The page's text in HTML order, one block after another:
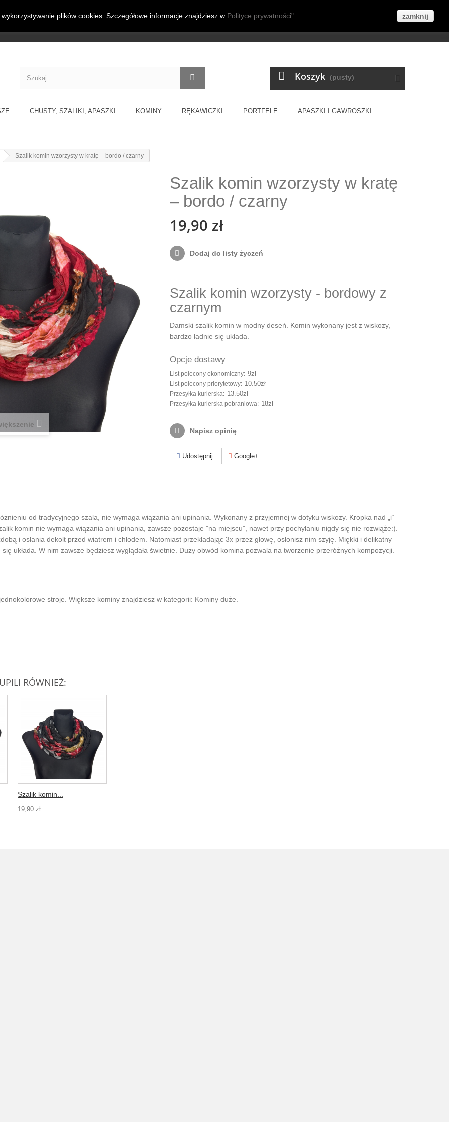
Darmowa dostawa już od 70zł!
dodatki odzieżowe w jednym
Koszyk (pusty)
CHUSTY, SZALIKI, APASZKI KOMINY RĘKAWICZKI PORTFELE APASZKI I GAWROSZKI
Szalik komin wzorzysty w kratę – bordo / czarny
Szalik komin wzorzysty w kratę
– bordo / czarny
19,90 zł
Dodaj do listy życzeń
Szalik komin wzorzysty - bordowy z
czarnym
Damski szalik komin w modny deseń. Komin wykonany jest z wiskozy,
bardzo ładnie się układa.
Opcje dostawy
List polecony ekonomiczny: 9zł
List polecony priorytetowy: 10.50zł
Przesyłka kurierska: 13.50zł
Przesyłka kurierska pobraniowa: 18zł
Napisz opinię
Udostępnij Google+
od tradycyjnego szala, nie wymaga wiązania ani upinania. Wykonany z przyjemnej w dotyku wiskozy. Kropka nad „i“
komin nie wymaga wiązania ani upinania, zawsze pozostaje "na miejscu", nawet przy pochylaniu nigdy się nie rozwiąże:).
i osłania dekolt przed wiatrem i chłodem. Natomiast przekładając 3x przez głowę, osłonisz nim szyję. Miękki i delikatny
układa. W nim zawsze będziesz wyglądała świetnie. Duży obwód komina pozwala na tworzenie przeróżnych kompozycji.
stroje. Większe kominy znajdziesz w kategorii: Kominy duże.
RÓWNIEŻ:
Szalik komin...
19,90 zł
plików cookies. Szczegółowe informacje znajdziesz w Polityce prywatności" zamknij